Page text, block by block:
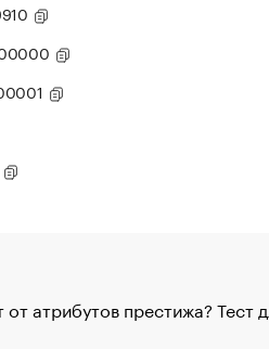
атрибутов престижа? Тест